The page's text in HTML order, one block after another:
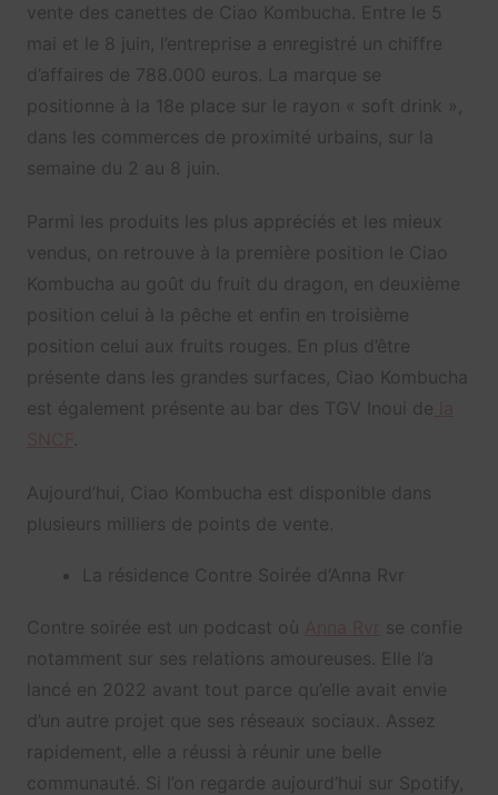
vente des canettes de Ciao Kombucha. Entre le 5
mai et le 8 juin, l’entreprise a enregistré un chiffre
d’affaires de 788.000 euros. La marque se
positionne à la 18e place sur le rayon « soft drink »,
dans les commerces de proximité urbains, sur la
semaine du 2 au 8 juin.
Parmi les produits les plus appréciés et les mieux
vendus, on retrouve à la première position le Ciao
Kombucha au goût du fruit du dragon, en deuxième
position celui à la pêche et enfin en troisième
position celui aux fruits rouges. En plus d’être
présente dans les grandes surfaces, Ciao Kombucha
est également présente au bar des TGV Inoui de
Aujourd’hui, Ciao Kombucha est disponible dans
plusieurs milliers de points de vente.
La résidence Contre Soirée d’Anna Rvr
Contre soirée est un podcast où
se confie
notamment sur ses relations amoureuses. Elle l’a
lancé en 2022 avant tout parce qu’elle avait envie
d’un autre projet que ses réseaux sociaux. Assez
rapidement, elle a réussi à réunir une belle
communauté. Si l’on regarde aujourd’hui sur Spotify,